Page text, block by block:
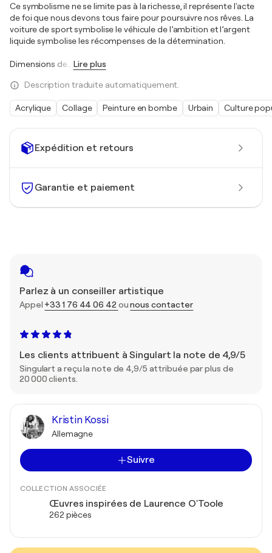
Expédition et retours
Garantie et paiement
Parlez à un conseiller artistique
Appel +33 1 76 44 06 42ounous contacter
Les clients attribuent à Singulart la note de 4,9/5
Singulart a reçu la note de 4,9/5 attribuée par plus de
20 000 clients.
Kristin Kossi
Allemagne
Suivre
COLLECTION ASSOCIÉE
Œuvres inspirées de Laurence O'Toole
262 pièces
Ce symbolisme ne se limite pas à la richesse, il représente l'acte
de foi que nous devons tous faire pour poursuivre nos rêves. La
voiture de sport symbolise le véhicule de l’ambition et l’argent
liquide symbolise les récompenses de la détermination.
Dimensions de… Lire plus
Description traduite automatiquement.
Acrylique Collage Peinture en bombe Urbain Culture